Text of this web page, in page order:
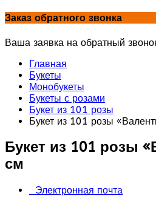
Заказ обратного звонка
Ваша заявка на обратный
Главная
Букеты
Монобукеты
Букеты с розами
Букет из 101 розы
Букет из 101 розы
Букет из 101 розы
см
Электронная почта